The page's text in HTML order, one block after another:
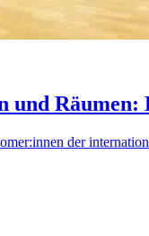
und
der